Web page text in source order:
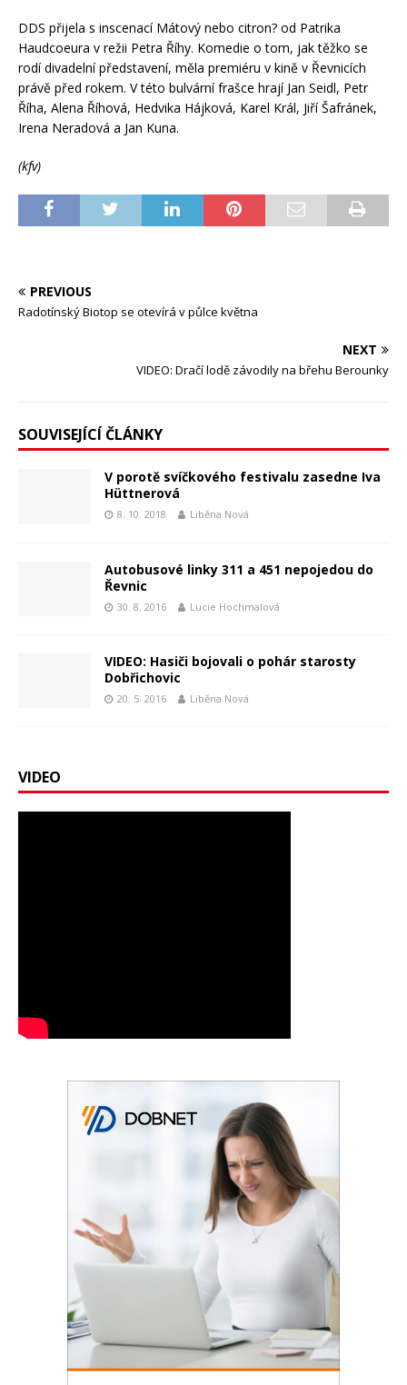
DDS přijela s inscenací Mátový nebo citron? od Patrika
Haudcoeura v režii Petra Říhy. Komedie o tom, jak těžko se
rodí divadelní představení, měla premiéru v kině v Řevnicích
právě před rokem. V této bulvární frašce hrají Jan Seidl, Petr
Říha, Alena Říhová, Hedvika Hájková, Karel Král, Jiří Šafránek,
Irena Neradová a Jan Kuna.
(kfv)
PREVIOUS
Radotínský Biotop se otevírá v půlce května
NEXT
VIDEO: Dračí lodě závodily na břehu Berounky
SOUVISEJÍCÍ ČLÁNKY
V porotě svíčkového festivalu zasedne Iva
Hüttnerová
8. 10. 2018 Liběna Nová
Autobusové linky 311 a 451 nepojedou do
Řevnic
30. 8. 2016 Lucie Hochmalová
VIDEO: Hasiči bojovali o pohár starosty
Dobřichovic
20. 5. 2016 Liběna Nová
VIDEO